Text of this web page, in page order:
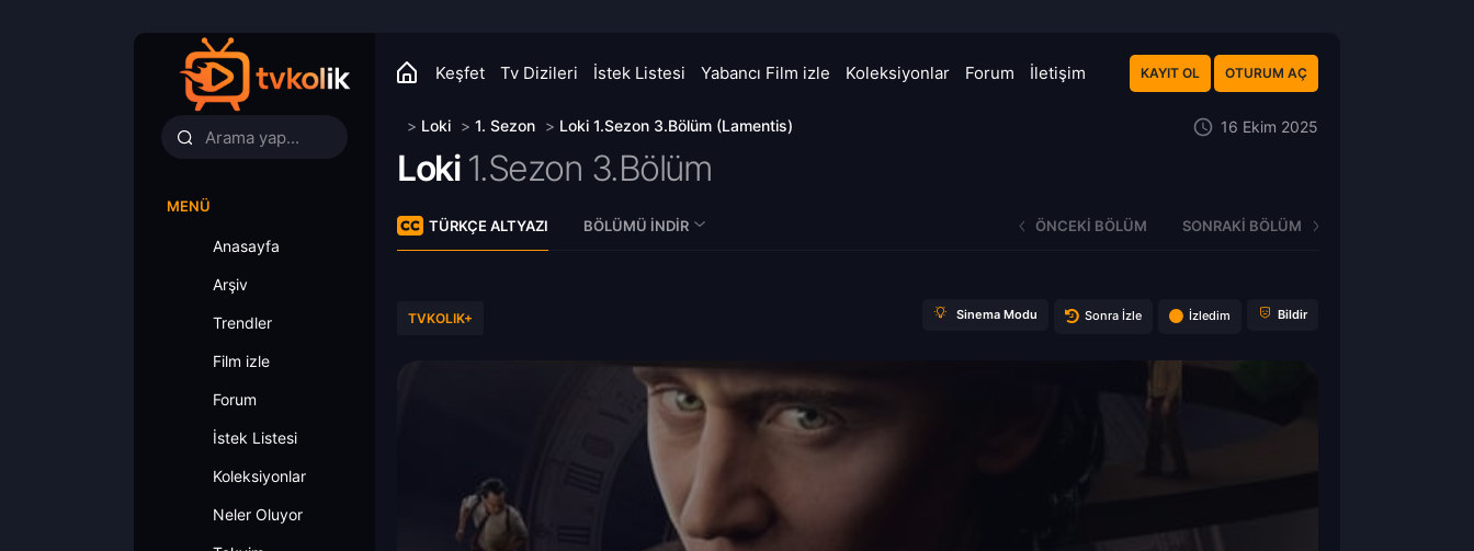
Keşfet Tv Dizileri İstek Listesi Yabancı Film izle Koleksiyonlar Forum İletişim KAYIT OL OTURUM AÇ
MENÜ
Anasayfa
Arşiv
Trendler
Film izle
Forum
İstek Listesi
Koleksiyonlar
Neler Oluyor
> Loki > 1. Sezon > Loki 1.Sezon 3.Bölüm (Lamentis) 16 Ekim 2025
Loki 1.Sezon 3.Bölüm
TÜRKÇE ALTYAZI BÖLÜMÜ İNDIR ÖNCEKI BÖLÜM SONRAKI BÖLÜM
TVKOLIK+ Sinema Modu Sonra İzle İzledim Bildir